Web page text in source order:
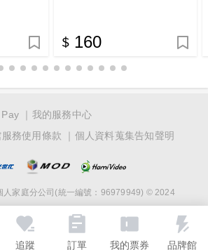
追蹤 訂單 我的票券 品牌館
160
我的服務中心
務使用條款
個人資料蒐集告知聲明
人家庭分公司(統一編號：96979949) © 2024